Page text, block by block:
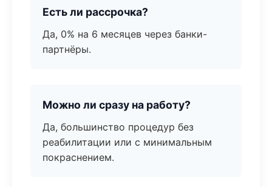
Есть ли рассрочка?
Да, 0% на 6 месяцев через банки-
партнёры.
Можно ли сразу на работу?
Да, большинство процедур без
реабилитации или с минимальным
покраснением.